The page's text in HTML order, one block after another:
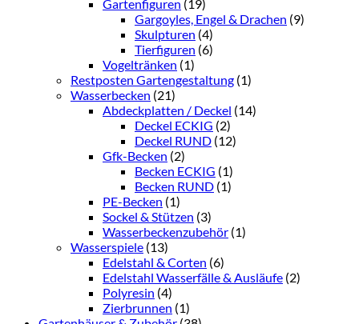
Gartenfiguren (19)
Gargoyles, Engel & Drachen (9)
Skulpturen (4)
Tierfiguren (6)
Vogeltränken (1)
Restposten Gartengestaltung (1)
Wasserbecken (21)
Abdeckplatten / Deckel (14)
Deckel ECKIG (2)
Deckel RUND (12)
Gfk-Becken (2)
Becken ECKIG (1)
Becken RUND (1)
PE-Becken (1)
Sockel & Stützen (3)
Wasserbeckenzubehör (1)
Wasserspiele (13)
Edelstahl & Corten (6)
Edelstahl Wasserfälle & Ausläufe (2)
Polyresin (4)
Zierbrunnen (1)